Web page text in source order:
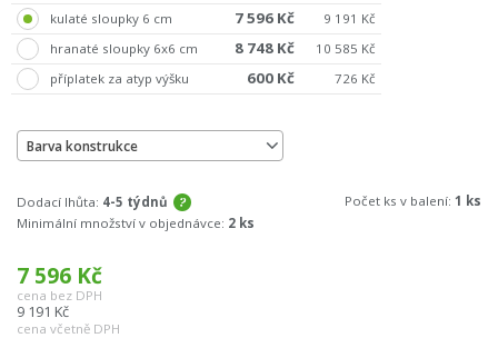
kulaté sloupky 6 cm
7 596 Kč
9 191 Kč
hranaté sloupky 6x6 cm
8 748 Kč
10 585 Kč
příplatek za atyp výšku
600 Kč 726 Kč
Barva konstrukce
Dodací lhůta: 4-5 týdnů Počet ks v balení: 1 ks
Minimální množství v objednávce: 2 ks
7 596 Kč
cena bez DPH
9 191 Kč
cena včetně DPH